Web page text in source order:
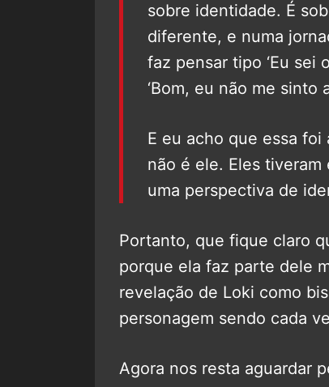
sobre identidade. É
diferente, e numa
faz pensar tipo ‘Eu sei
‘Bom, eu não me sinto
E eu acho que essa
não é ele. Eles
uma perspectiva de
Portanto, que fique claro
porque ela faz parte dele
revelação de Loki como
personagem sendo cada
Agora nos resta aguardar